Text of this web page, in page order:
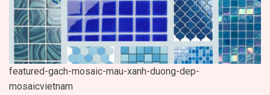
featured-gach-mosaic-mau-xanh-duong-dep-
mosaicvietnam